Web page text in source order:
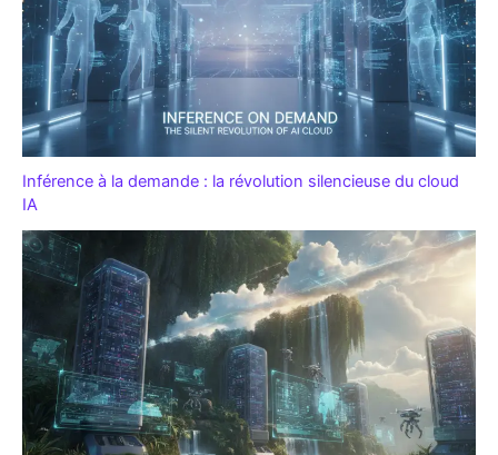
Inférence à la demande : la révolution silencieuse du cloud
IA